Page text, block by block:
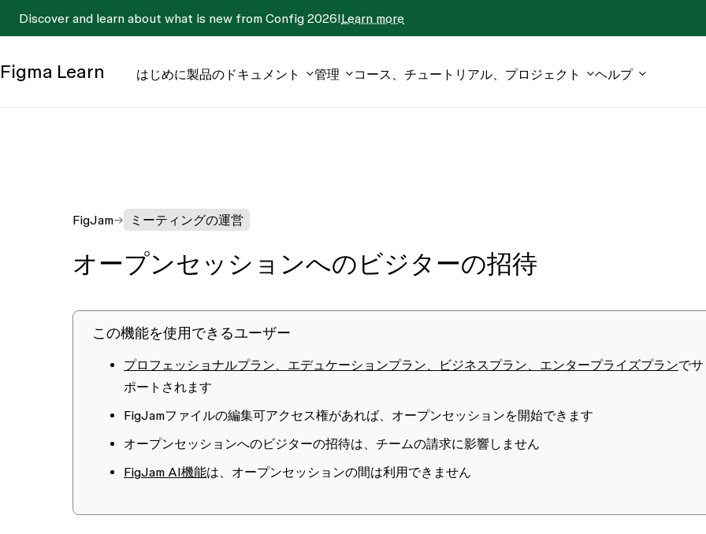
Discover and learn about what is new from Config 2026!Learn more
Figma Learn はじめに製品のドキュメント 管理 コース、チュートリアル、プロジェクト ヘルプ
FigJam ミーティングの運営
オープンセッションへのビジターの招待
この機能を使用できるユーザー
プロフェッショナルプラン、エデュケーションプラン、ビジネスプラン、エンタープライズプランでサ
ポートされます
FigJamファイルの編集可アクセス権があれば、オープンセッションを開始できます
オープンセッションへのビジターの招待は、チームの請求に影響しません
FigJam AI機能は、オープンセッションの間は利用できません